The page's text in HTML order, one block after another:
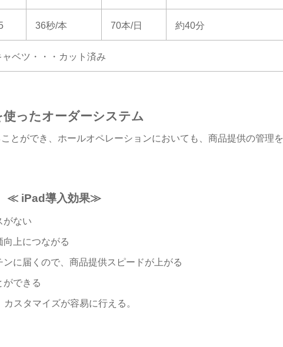
36秒/本 70本/日 約40分
ャベツ・・・カット済み
ったオーダーシステム
とができ、ホールオペレーションにおいても、商品提供の管理を
≪ iPad導入効果≫
がない
上につながる
に届くので、商品提供スピードが上がる
ができる
スタマイズが容易に行える。